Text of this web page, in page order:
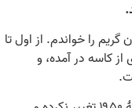
را خواندم. از اول تا
کاسه در آمده، و